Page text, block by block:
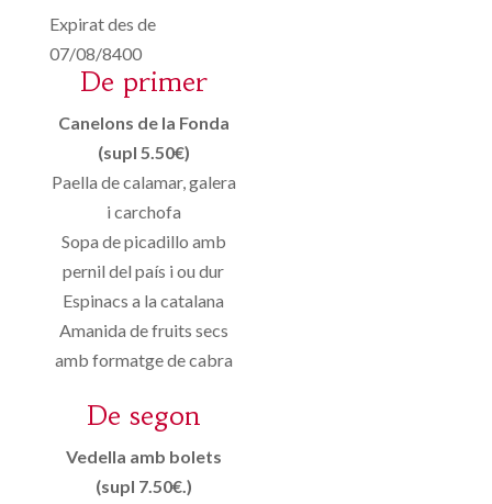
Expirat des de
07/08/8400
De primer
Canelons de la Fonda
(supl 5.50€)
Paella de calamar, galera
i carchofa
Sopa de picadillo amb
pernil del país i ou dur
Espinacs a la catalana
Amanida de fruits secs
amb formatge de cabra
De segon
Vedella amb bolets
(supl 7.50€.)